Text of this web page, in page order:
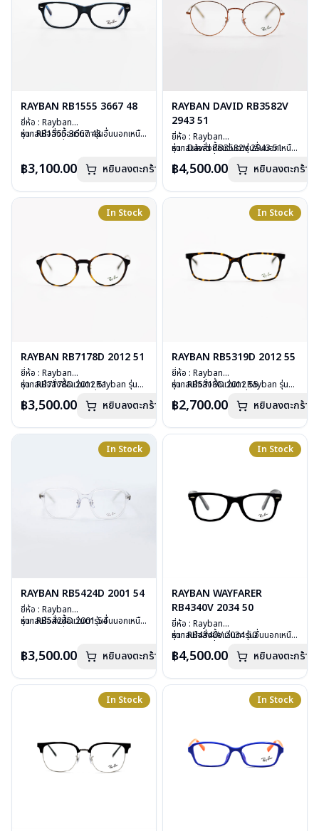
RAYBAN RB1555 3667 48
ยี่ห้อ : Rayban
รุ่น : RB1555 3667 48
บานพับ : ไม่มีสปริง
อุปกรณ์ : กล่องแว่น, ผ้าเช็ดแว่น, คู่มือ
การรับประกัน : 2 ปี (ประกันศูนย์
หากสนใจสั่งชื้อแว่นตารุ่นอื่นนอกเหนือ
฿3,100.00 หยิบลงตะกร้า
RAYBAN DAVID RB3582V
2943 51
ยี่ห้อ : Rayban
รุ่น : David RB3582V 2943 51
เลนส์ : Demo Lens
น้ำหนัก : 18 กรัม
อุปกรณ์ : กล่องแว่น, ผ้าเช็ดแว่น, คู่มือ
การรับประกัน : 2 ปี (ประกันศูนย์
หากสนใจสั่งชื้อแว่นตารุ่นอื่นนอกเหนือ
คลิก
฿4,500.00 หยิบลงตะกร้า
In Stock
RAYBAN RB7178D 2012 51
ยี่ห้อ : Rayban
รุ่น : RB7178D 2012 51
เลนส์ : Demo lens
น้ำหนัก : 19 กรัม
อุปกรณ์ : กล่องแว่น, ผ้าเช็ดแว่น, คู่มือ
การรับประกัน : 2 ปี (ประกันศูนย์
หากสนใจสั่งชื้อแว่นตา Rayban รุ่นอื่น
ติดต่อเราคลิก
฿3,500.00 หยิบลงตะกร้า
In Stock
RAYBAN RB5319D 2012 55
ยี่ห้อ : Rayban
รุ่น : RB5319D 2012 55
เลนส์ : Demo lens
น้ำหนัก : 24 กรัม
อุปกรณ์ : กล่องแว่น, ผ้าเช็ดแว่น, คู่มือ
การรับประกัน : 2 ปี (ประกันศูนย์
หากสนใจสั่งชื้อแว่นตา Rayban รุ่นอื่น
ติดต่อเราคลิก
฿2,700.00 หยิบลงตะกร้า
In Stock
RAYBAN RB5424D 2001 54
ยี่ห้อ : Rayban
รุ่น : RB5424D 2001 54
บานพับ : ไม่มีสปริง
อุปกรณ์ : กล่องแว่น, ผ้าเช็ดแว่น, คู่มือ
การรับประกัน : 2 ปี (ประกันศูนย์
หากสนใจสั่งชื้อแว่นตารุ่นอื่นนอกเหนือ
฿3,500.00 หยิบลงตะกร้า
In Stock
RAYBAN WAYFARER
RB4340V 2034 50
ยี่ห้อ : Rayban
รุ่น : RB4340V 2034 50
เลนส์ : Demo Lens
น้ำหนัก : 36 กรัม
อุปกรณ์ : กล่องแว่น, ผ้าเช็ดแว่น, คู่มือ
การรับประกัน : 2 ปี (ประกันศูนย์
หากสนใจสั่งชื้อแว่นตารุ่นอื่นนอกเหนือ
คลิก
฿4,500.00 หยิบลงตะกร้า
In Stock In Stock